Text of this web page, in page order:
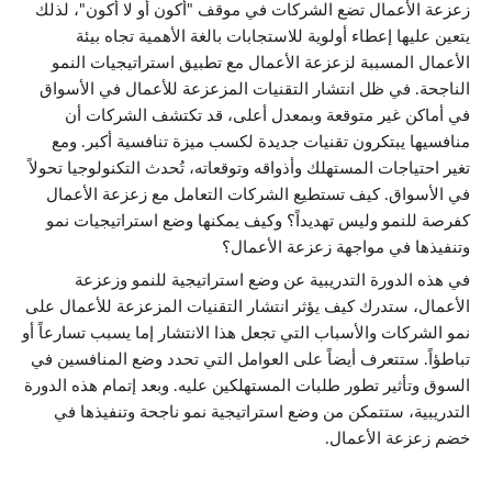
زعزعة الأعمال تضع الشركات في موقف "أكون أو لا أكون"، لذلك
يتعين عليها إعطاء أولوية للاستجابات بالغة الأهمية تجاه بيئة
الأعمال المسببة لزعزعة الأعمال مع تطبيق استراتيجيات النمو
الناجحة. في ظل انتشار التقنيات المزعزعة للأعمال في الأسواق
في أماكن غير متوقعة وبمعدل أعلى، قد تكتشف الشركات أن
منافسيها يبتكرون تقنيات جديدة لكسب ميزة تنافسية أكبر. ومع
تغير احتياجات المستهلك وأذواقه وتوقعاته، تُحدث التكنولوجيا تحولاً
في الأسواق. كيف تستطيع الشركات التعامل مع زعزعة الأعمال
كفرصة للنمو وليس تهديداً؟ وكيف يمكنها وضع استراتيجيات نمو
وتنفيذها في مواجهة زعزعة الأعمال؟
في هذه الدورة التدريبية عن وضع استراتيجية للنمو وزعزعة
الأعمال، ستدرك كيف يؤثر انتشار التقنيات المزعزعة للأعمال على
نمو الشركات والأسباب التي تجعل هذا الانتشار إما يسبب تسارعاً أو
تباطؤاً. ستتعرف أيضاً على العوامل التي تحدد وضع المنافسين في
السوق وتأثير تطور طلبات المستهلكين عليه. وبعد إتمام هذه الدورة
التدريبية، ستتمكن من وضع استراتيجية نمو ناجحة وتنفيذها في
خضم زعزعة الأعمال.